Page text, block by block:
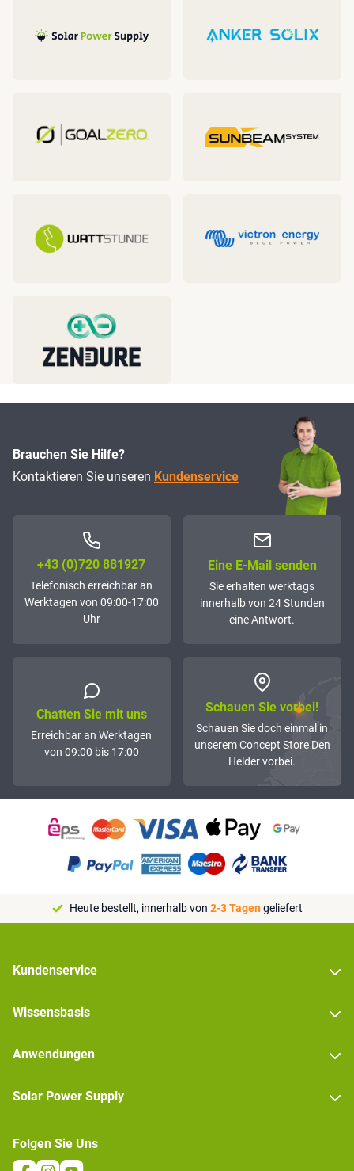
Brauchen Sie Hilfe?
Kontaktieren Sie unseren Kundenservice
+43 (0)72­0 881927
Telefonisch erreichbar an
Werktagen von 09:00-17:00
Uhr
Eine E-Mail senden
Sie erhalten werktags
innerhalb von 24 Stunden
eine Antwort.
Chatten Sie mit uns
Erreichbar an Werktagen
von 09:00 bis 17:00
Schauen Sie vorbei!
Schauen Sie doch einmal in
unserem Concept Store Den
Helder vorbei.
Heute bestellt, innerhalb von 2-3 Tagengeliefert
Kundenservice
Wissensbasis
Anwendungen
Solar Power Supply
Folgen Sie Uns